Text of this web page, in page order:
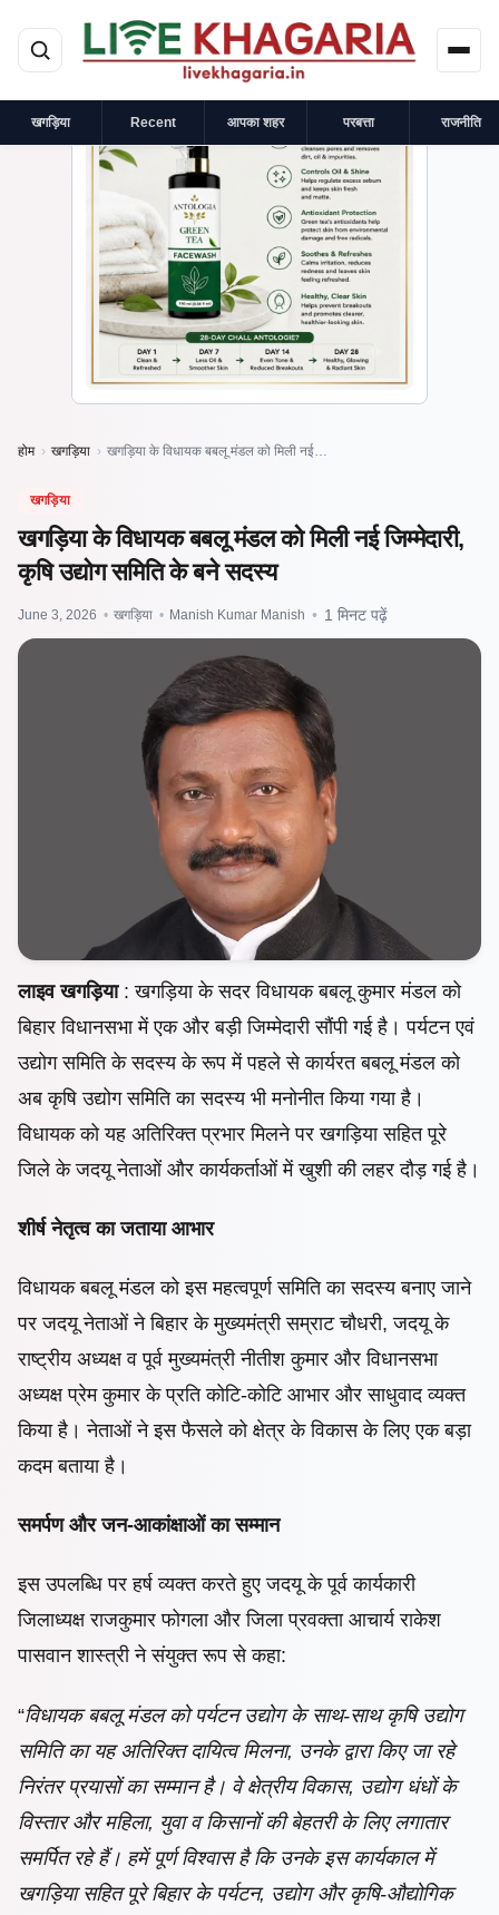
मुख्य सामग्री पर जाएं
खगड़िया Recent आपका शहर परबत्ता राजनीति
×
प्रायोजित
होम › खगड़िया › खगड़िया के विधायक बबलू मंडल को मिली नई…
खगड़िया
खगड़िया के विधायक बबलू मंडल को मिली नई जिम्मेदारी,
कृषि उद्योग समिति के बने सदस्य
June 3, 2026 • खगड़िया • Manish Kumar Manish • 1 मिनट पढ़ें
लाइव खगड़िया: खगड़िया के सदर विधायक बबलू कुमार मंडल को
बिहार विधानसभा में एक और बड़ी जिम्मेदारी सौंपी गई है। पर्यटन एवं
उद्योग समिति के सदस्य के रूप में पहले से कार्यरत बबलू मंडल को
अब कृषि उद्योग समिति का सदस्य भी मनोनीत किया गया है।
विधायक को यह अतिरिक्त प्रभार मिलने पर खगड़िया सहित पूरे
जिले के जदयू नेताओं और कार्यकर्ताओं में खुशी की लहर दौड़ गई है।
शीर्ष नेतृत्व का जताया आभार
विधायक बबलू मंडल को इस महत्वपूर्ण समिति का सदस्य बनाए जाने
पर जदयू नेताओं ने बिहार के मुख्यमंत्री सम्राट चौधरी, जदयू के
राष्ट्रीय अध्यक्ष व पूर्व मुख्यमंत्री नीतीश कुमार और विधानसभा
अध्यक्ष प्रेम कुमार के प्रति कोटि-कोटि आभार और साधुवाद व्यक्त
किया है। नेताओं ने इस फैसले को क्षेत्र के विकास के लिए एक बड़ा
कदम बताया है।
समर्पण और जन-आकांक्षाओं का सम्मान
इस उपलब्धि पर हर्ष व्यक्त करते हुए जदयू के पूर्व कार्यकारी
जिलाध्यक्ष राजकुमार फोगला और जिला प्रवक्ता आचार्य राकेश
पासवान शास्त्री ने संयुक्त रूप से कहा:
“विधायक बबलू मंडल को पर्यटन उद्योग के साथ-साथ कृषि उद्योग
समिति का यह अतिरिक्त दायित्व मिलना, उनके द्वारा किए जा रहे
निरंतर प्रयासों का सम्मान है। वे क्षेत्रीय विकास, उद्योग धंधों के
विस्तार और महिला, युवा व किसानों की बेहतरी के लिए लगातार
समर्पित रहे हैं। हमें पूर्ण विश्वास है कि उनके इस कार्यकाल में
खगड़िया सहित पूरे बिहार के पर्यटन, उद्योग और कृषि-औद्योगिक